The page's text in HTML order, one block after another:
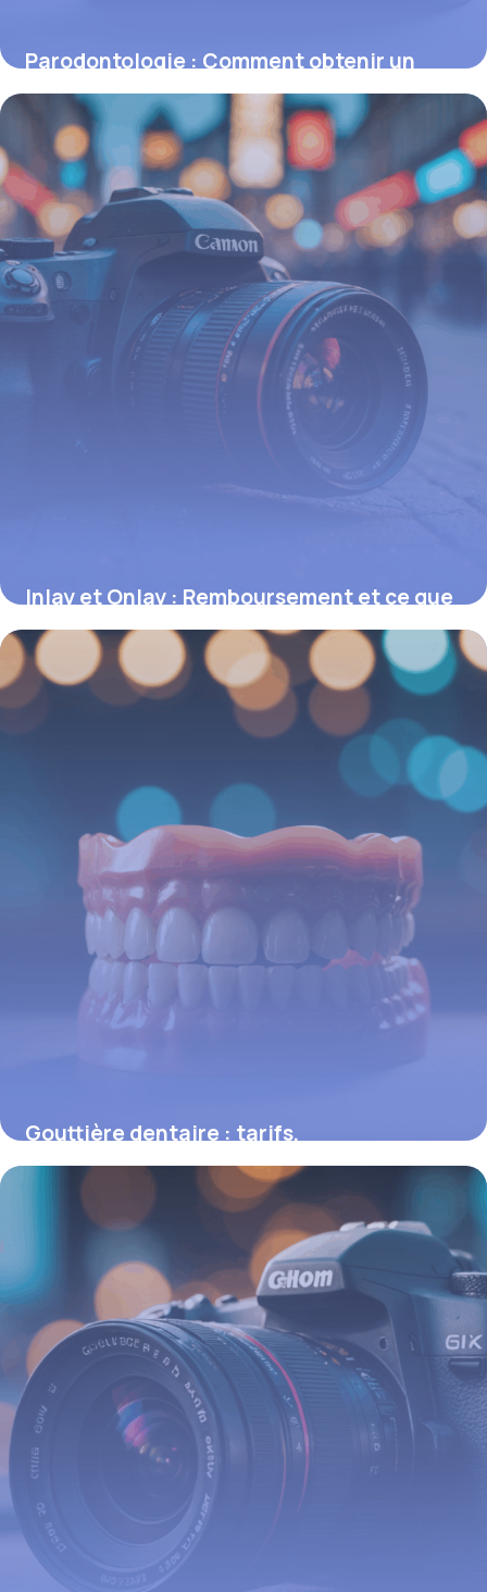
Parodontologie : Comment obtenir un
remboursement pour vos soins dentaires
16 juin 2026
Inlay et Onlay : Remboursement et ce que
vous devez savoir
16 juin 2026
Gouttière dentaire : tarifs,
remboursements et options de traitement